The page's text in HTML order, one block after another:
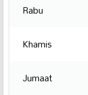
Rabu
Khamis
Jumaat